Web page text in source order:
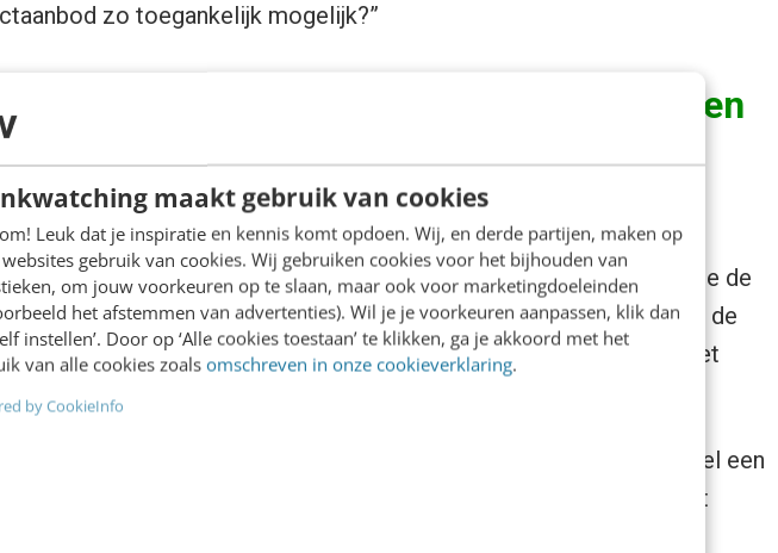
maakt gebruik van cookies
Leuk dat je inspiratie en kennis komt opdoen. Wij, en derde partijen, maken op
gebruik van cookies. Wij gebruiken cookies voor het bijhouden van
om jouw voorkeuren op te slaan, maar ook voor marketingdoeleinden
het afstemmen van advertenties). Wil je je voorkeuren aanpassen, klik dan
instellen’. Door op ‘Alle cookies toestaan’ te klikken, ga je akkoord met het
van alle cookies zoalsomschreven in onze cookieverklaring.
by CookieInfo
zo toegankelijk mogelijk?”
die uitdagingen aangepakt en problemen
als een HEMA gevoel. Het heeft te maken met vertrouwen,
en transparantie. En het is niet alleen typisch Nederlands getuige de
op de nieuwe HEMA winkel in Frankrijk. Dat gevoel zit ‘m in de
is terug te vinden tot in detail: bijzondere eenvoud. HEMA wil met
basisartikelen het dagelijks leven leuker en gemakkelijker maken.”
was dat HEMA gevoel online te brengen. Iedereen heeft wel een
webwinkel eruit ziet.
. Maar die zijn niet
niet die bijzondere eenvoud.”